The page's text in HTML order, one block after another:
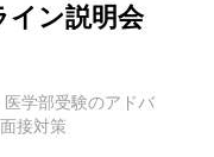
イン説明会
医学部受験のアドバ
面接対策